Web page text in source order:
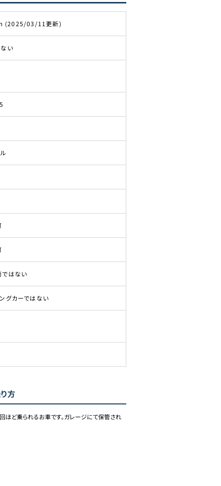
(2025/03/11更新)
い
はない
グカーではない
方
ほど乗られるお車です。ガレージにて保管され